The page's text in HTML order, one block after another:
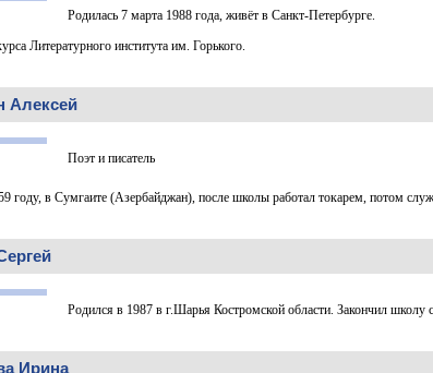
Родилась 7 марта 1988 года, живёт в Санкт-Петербурге.
Литературного института им. Горького.
Алексей
Поэт и писатель
году, в Сумгаите (Азербайджан), после школы работал токарем, потом
Родился в 1987 в г.Шарья Костромской области. Закончил школу
Ирина